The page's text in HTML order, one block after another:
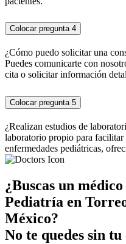
Colocar pregunta 4
¿Cómo puedo solicitar una
Puedes comunicarte con
cita o solicitar información
Colocar pregunta 5
¿Realizan estudios de
laboratorio propio para
enfermedades pediátricas,
¿Buscas un
Pediatría en
México?
No te quedes sin tu